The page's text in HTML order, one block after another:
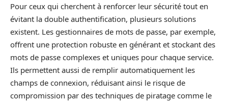
Pour ceux qui cherchent à renforcer leur sécurité tout en
évitant la double authentification, plusieurs solutions
existent. Les gestionnaires de mots de passe, par exemple,
offrent une protection robuste en générant et stockant des
mots de passe complexes et uniques pour chaque service.
Ils permettent aussi de remplir automatiquement les
champs de connexion, réduisant ainsi le risque de
compromission par des techniques de piratage comme le